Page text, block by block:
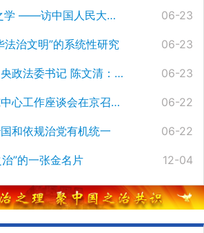
循法治之道 铸自主之学 ——访中国人民大学校长马怀德 06-23
法治文明”的系统性研究 06-23
中央政治局委员、中央政法委书记 陈文清：习近平法治思想是全面依法治国的根本遵循和行动指南 06-23
习近平法治思想研究中心工作座谈会在京召开 坚定法治自信 强化法治担当 推动习近平法治思想学习研究宣传贯彻走深走实 06-22
和依规治党有机统一 06-22
”的一张金名片 12-04